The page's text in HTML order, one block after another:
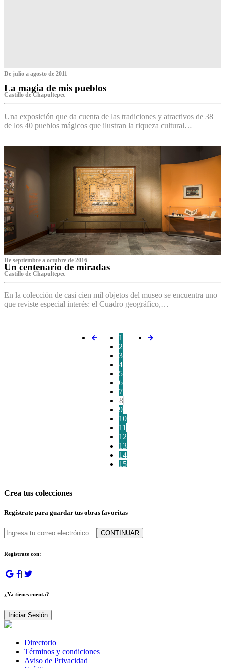
De julio a agosto de 2011
La magia de mis pueblos
Castillo de Chapultepec
Una exposición que da cuenta de las tradiciones y atractivos de 38
de los 40 pueblos mágicos que ilustran la riqueza cultural…
De septiembre a octubre de 2016
Un centenario de miradas
Castillo de Chapultepec
En la colección de casi cien mil objetos del museo se encuentra uno
que reviste especial interés: el Cuadro geográfico,…
1
2
3
4
5
6
7
8
9
10
11
12
13
14
15
Crea tus colecciones
Regístrate para guardar tus obras favoritas
CONTINUAR
Regístrate con:
| | | |
¿Ya tienes cuenta?
Iniciar Sesión
Directorio
Términos y condiciones
Aviso de Privacidad